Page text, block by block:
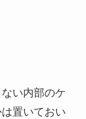
い内部のケ
置いておい